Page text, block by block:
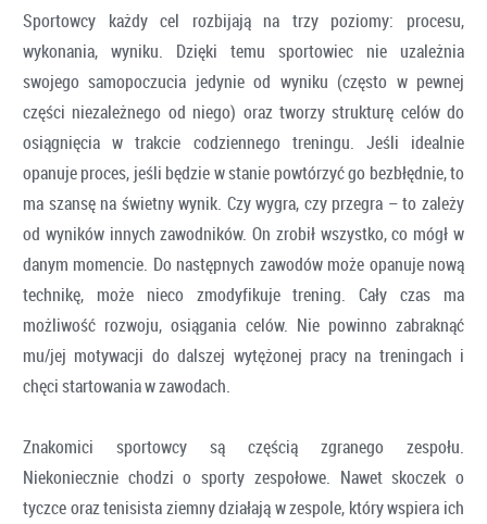
Sportowcy każdy cel rozbijają na trzy poziomy: procesu,
wykonania, wyniku. Dzięki temu sportowiec nie uzależnia
swojego samopoczucia jedynie od wyniku (często w pewnej
części niezależnego od niego) oraz tworzy strukturę celów do
osiągnięcia w trakcie codziennego treningu. Jeśli idealnie
opanuje proces, jeśli będzie w stanie powtórzyć go bezbłędnie, to
ma szansę na świetny wynik. Czy wygra, czy przegra – to zależy
od wyników innych zawodników. On zrobił wszystko, co mógł w
danym momencie. Do następnych zawodów może opanuje nową
technikę, może nieco zmodyfikuje trening. Cały czas ma
możliwość rozwoju, osiągania celów. Nie powinno zabraknąć
mu/jej motywacji do dalszej wytężonej pracy na treningach i
chęci startowania w zawodach.
Znakomici sportowcy są częścią zgranego zespołu.
Niekoniecznie chodzi o sporty zespołowe. Nawet skoczek o
tyczce oraz tenisista ziemny działają w zespole, który wspiera ich